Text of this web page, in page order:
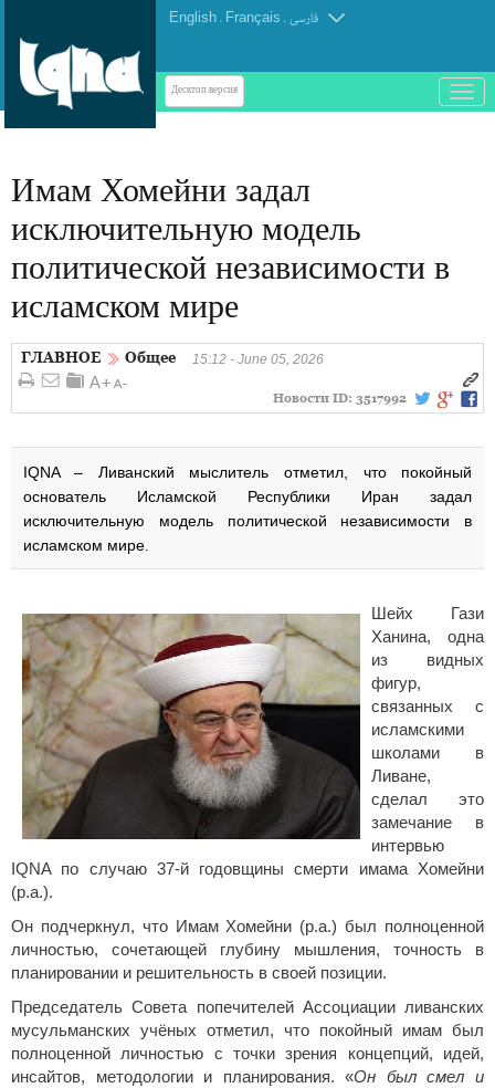
English . Français . فارسی
Десктоп-версия
باز
و
Имам Хомейни задал
исключительную модель
политической независимости в
исламском мире
ГЛАВНОЕ Общее 15:12 - June 05, 2026
Новости ID: 3517992
IQNA – Ливанский мыслитель отметил, что покойный
основатель Исламской Республики Иран задал
исключительную модель политической независимости в
исламском мире.
Шейх Гази
Ханина, одна
из видных
фигур,
связанных с
исламскими
школами в
Ливане,
сделал это
замечание в
интервью
IQNA по случаю 37-й годовщины смерти имама Хомейни
(р.а.).
Он подчеркнул, что Имам Хомейни (р.а.) был полноценной
личностью, сочетающей глубину мышления, точность в
планировании и решительность в своей позиции.
Председатель Совета попечителей Ассоциации ливанских
мусульманских учёных отметил, что покойный имам был
полноценной личностью с точки зрения концепций, идей,
инсайтов, методологии и планирования. «Он был смел и